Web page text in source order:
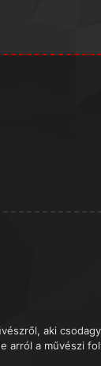
aki
arról a művészi